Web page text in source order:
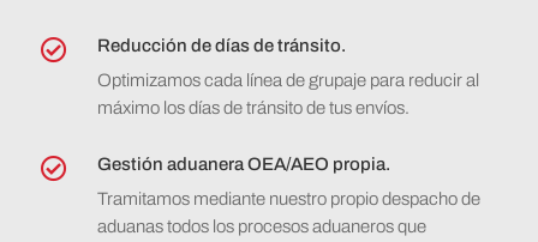

Reducción de días de tránsito.
Optimizamos cada línea de grupaje para reducir al
máximo los días de tránsito de tus envíos.

Gestión aduanera OEA/AEO propia.
Tramitamos mediante nuestro propio despacho de
aduanas todos los procesos aduaneros que